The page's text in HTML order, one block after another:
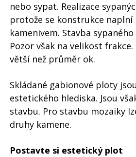
nebo sypat. Realizace
protože se konstrukce naplní
kamenivem. Stavba
Pozor však na velikost
větší než průměr ok.
Skládané gabionové ploty
estetického hlediska. Jsou
stavbu. Pro stavbu mozaiky
druhy kamene.
Postavte si estetický plot